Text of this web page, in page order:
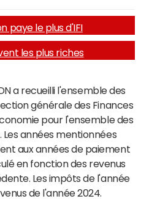
paye le plus d'IFI
les plus riches
a recueilli l'ensemble des
générale des Finances
pour l'ensemble des
Les années mentionnées
aux années de paiement
en fonction des revenus
Les impôts de l'année
de l'année 2024.